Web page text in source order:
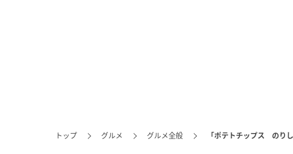
トップ グルメ グルメ全般 「ポテトチップス のり